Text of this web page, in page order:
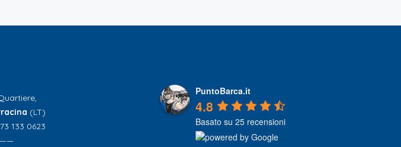
(LT)
133 0623
PuntoBarca.it
4.8
Basato su 25 recensioni